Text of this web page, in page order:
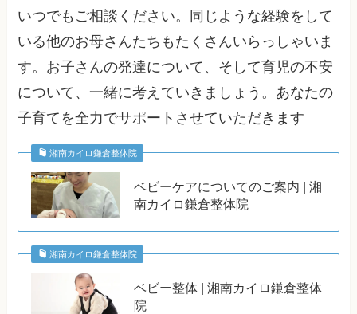
いつでもご相談ください。同じような経験をして
いる他のお母さんたちもたくさんいらっしゃいま
す。お子さんの発達について、そして育児の不安
について、一緒に考えていきましょう。あなたの
子育てを全力でサポートさせていただきます
湘南カイロ鎌倉整体院
ベビーケアについてのご案内 | 湘
南カイロ鎌倉整体院
湘南カイロ鎌倉整体院
ベビー整体 | 湘南カイロ鎌倉整体
院